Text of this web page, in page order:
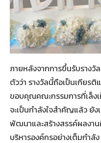
ภายหลังจากการขึ้นรับราง
ตัวว่า รางวัลนี้ถือเป็นเกียร
ขอบคุณคณะกรรมการที่เล็ง
จะเป็นกำลังใจสำคัญแล้ว ยั
พัฒนาและสร้างสรรค์ผลงา
บริหารองค์กรอย่างเต็มกำลั